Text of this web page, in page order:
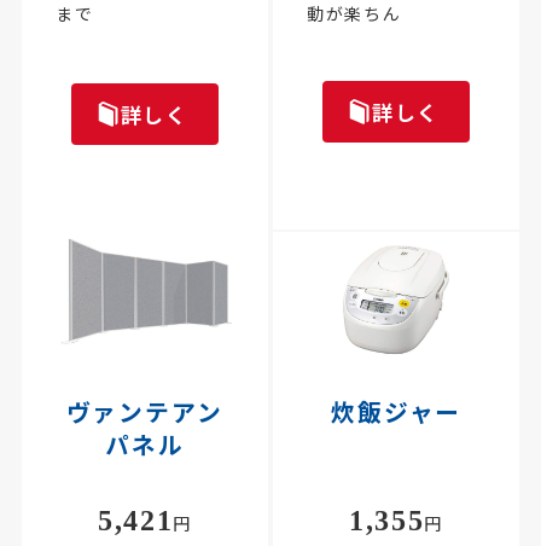
まで
詳しく
動が楽ちん
詳しく
ヴァンテアン
パネル
5,421 円
炊飯ジャー
1,355円